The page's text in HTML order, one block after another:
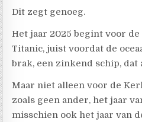
Dit zegt genoeg.
Het jaar 2025 begint voor
Titanic, juist voordat de
brak, een zinkend schip, dat
Maar niet alleen voor de
zoals geen ander, het jaar
misschien ook het jaar van